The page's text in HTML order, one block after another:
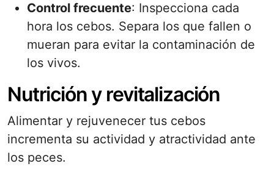
Control frecuente: Inspecciona cada
hora los cebos. Separa los que fallen o
mueran para evitar la contaminación de
los vivos.
Nutrición y revitalización
Alimentar y rejuvenecer tus cebos
incrementa su actividad y atractividad ante
los peces.